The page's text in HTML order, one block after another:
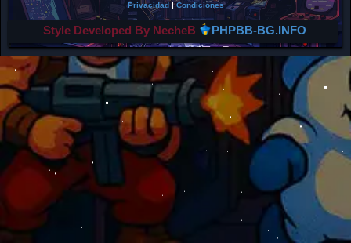
Privacidad|Condiciones
Style Developed By NecheB PHPBB-BG.INFO